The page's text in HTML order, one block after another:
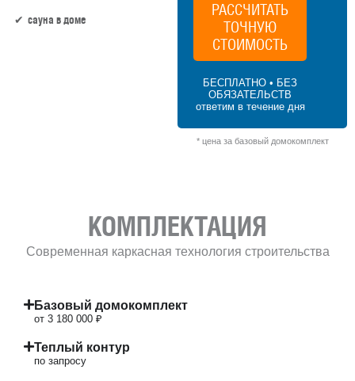
сауна в доме
РАССЧИТАТЬ
ТОЧНУЮ
СТОИМОСТЬ
БЕСПЛАТНО • БЕЗ
ОБЯЗАТЕЛЬСТВ
ответим в течение дня
* цена за базовый домокомплект
КОМПЛЕКТАЦИЯ
Современная каркасная технология строительства
Базовый домокомплект
от 3 180 000 ₽
Теплый контур
по запросу